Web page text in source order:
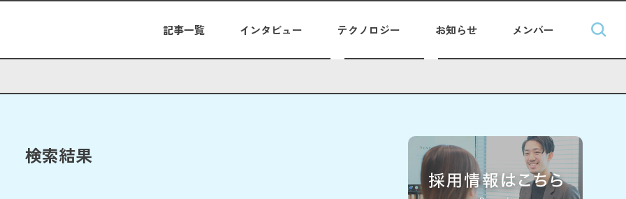
記事一覧 インタビュー テクノロジー お知らせ メンバー
検索結果